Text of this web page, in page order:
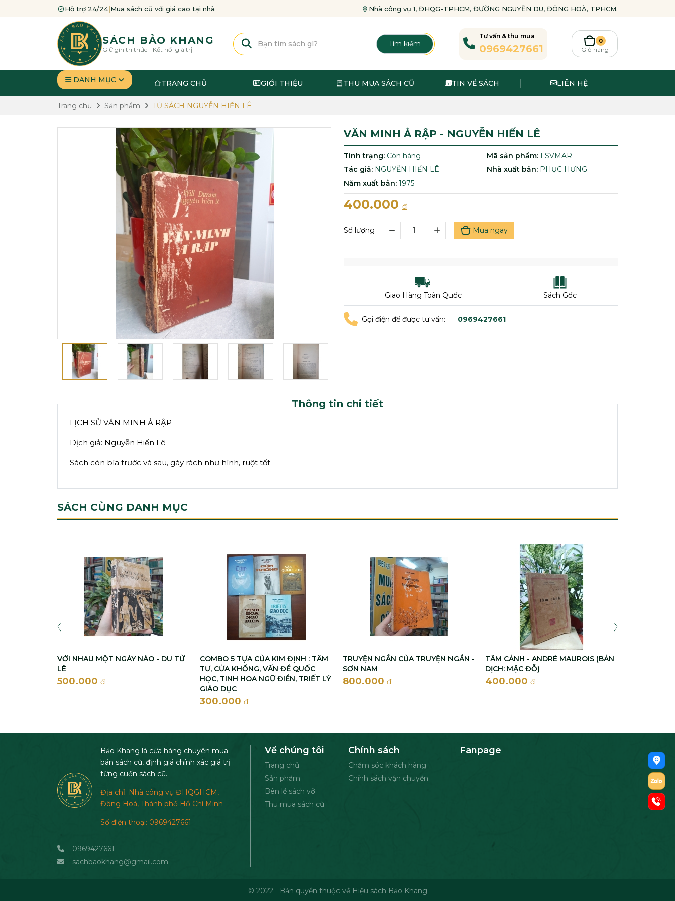
Hỗ trợ 24/24|Mua sách cũ với giá cao tại nhà Nhà công vụ 1, ĐHQG-TPHCM, ĐƯỜNG NGUYỄN DU, ĐÔNG HOÀ, TPHCM.
SÁCH BẢO KHANG
Giữ gìn tri thức - Kết nối giá trị
Tìm kiếm
Tư vấn & thu mua
0969427661
0
Giỏ hàng
DANH MỤC TRANG CHỦ GIỚI THIỆU THU MUA SÁCH CŨ TIN VỀ SÁCH LIÊN HỆ
Trang chủ Sản phẩm TỦ SÁCH NGUYỄN HIẾN LÊ
VĂN MINH Ả RẬP - NGUYỄN HIẾN LÊ
Tình trạng: Còn hàng Mã sản phẩm: LSVMAR
Tác giả: NGUYỄN HIẾN LÊ Nhà xuất bản: PHỤC HƯNG
Năm xuất bản: 1975
400.000 đ
Số lượng Mua ngay
Giao Hàng Toàn Quốc Sách Gốc
Gọi điện để được tư vấn: 0969427661
Thông tin chi tiết
LỊCH SỬ VĂN MINH Ả RẬP
Dịch giả: Nguyễn Hiến Lê
Sách còn bìa trước và sau, gáy rách như hình, ruột tốt
SÁCH CÙNG DANH MỤC
VỚI NHAU MỘT NGÀY NÀO - DU TỬ
LÊ
500.000 đ
COMBO 5 TỰA CỦA KIM ĐỊNH : TÂM
TƯ, CỬA KHỔNG, VẤN ĐỀ QUỐC
HỌC, TINH HOA NGỮ ĐIỂN, TRIẾT LÝ
GIÁO DỤC
300.000 đ
TRUYỆN NGẮN CỦA TRUYỆN NGẮN -
SƠN NAM
800.000 đ
TÂM CẢNH - ANDRÉ MAUROIS (BẢN
DỊCH: MẶC ĐỖ)
400.000 đ
Bảo Khang là cửa hàng chuyên mua
bán sách cũ, định giá chính xác giá trị
từng cuốn sách cũ.
Địa chỉ: Nhà công vụ ĐHQGHCM,
Đông Hoà, Thành phố Hồ Chí Minh
Số điện thoại: 0969427661
0969427661
sachbaokhang@gmail.com
Về chúng tôi
Trang chủ
Sản phẩm
Bên lề sách vở
Thu mua sách cũ
Chính sách
Chăm sóc khách hàng
Chính sách vận chuyển
Fanpage
© 2022 - Bản quyền thuộc về Hiệu sách Bảo Khang